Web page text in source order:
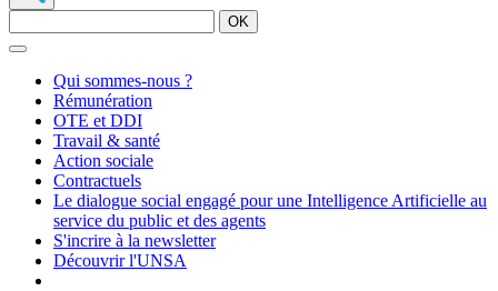
OK
Qui sommes-nous ?
Rémunération
OTE et DDI
Travail & santé
Action sociale
Contractuels
Le dialogue social engagé pour une Intelligence Artificielle au
service du public et des agents
S'incrire à la newsletter
Découvrir l'UNSA